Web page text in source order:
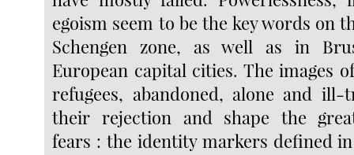
egoism seem to be the key words on
Schengen zone, as well as in
European capital cities. The images
refugees, abandoned, alone and ill-
their rejection and shape the
fears : the identity markers defined